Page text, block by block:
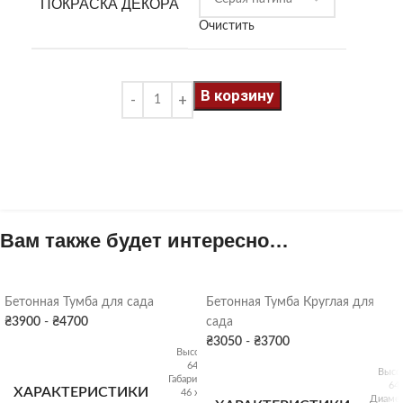
ПОКРАСКА ДЕКОРА
Очистить
В корзину
Вам также будет интересно…
Бетонная Тумба для сада
₴3900 - ₴4700
ХАРАКТЕРИСТИКИ
Высота:
64 см
Габариты:
46 х 46
Бетонная Тумба Круглая для
сада
₴3050 - ₴3700
64